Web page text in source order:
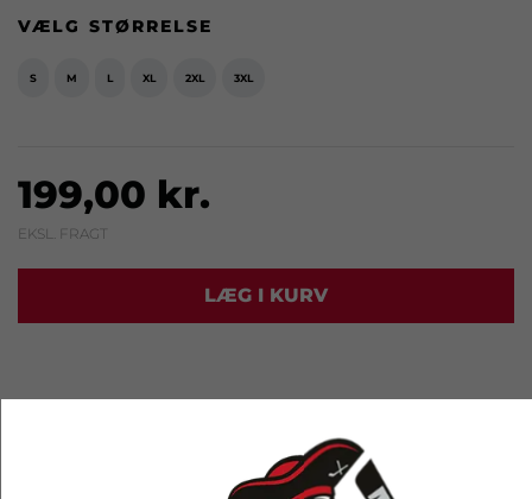
VÆLG STØRRELSE
S M L XL 2XL 3XL
199,00 kr.
EKSL. FRAGT
LÆG I KURV
RELATEREDE PRODUKTER